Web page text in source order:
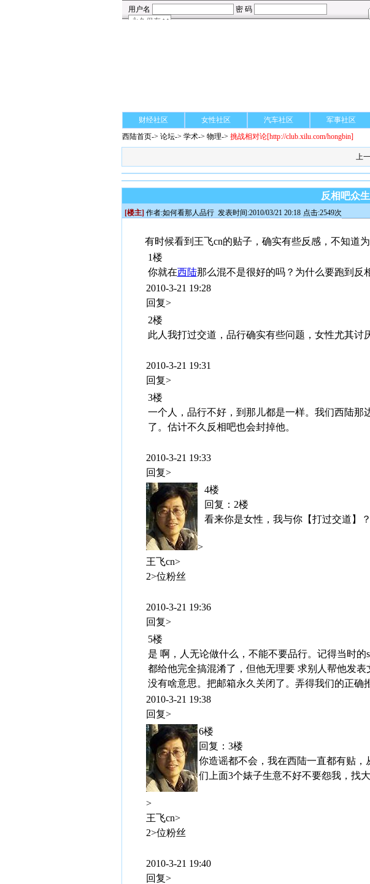
财经社区 女性社区 汽车社区 军事社区
西陆首页-> 论坛-> 学术-> 物理-> 挑战相对论[http://club.xilu.com/hongbin]
上
反相吧众
[楼主] 作者:如何看那人品行 发表时间:2010/03/21 20:18 点击:2549次
有时候看到王飞cn的贴子，确实有些反感，不知道
1楼
你就在西陆那么混不是很好的吗？为什么要跑到反
2010-3-21 19:28
回复>
2楼
此人我打过交道，品行确实有些问题，女性尤其讨
2010-3-21 19:31
回复>
3楼
一个人，品行不好，到那儿都是一样。我们西陆
了。估计不久反相吧也会封掉他。
2010-3-21 19:33
回复>
>
王飞cn>
2>位粉丝
4楼
回复：2楼
看来你是女性，我与你【打过交道】
2010-3-21 19:36
回复>
5楼
是 啊，人无论做什么，不能不要品行。记得当时
都给他完全搞混淆了，但他无理要 求别人帮他发
没有啥意思。把邮箱永久关闭了。弄得我们的正确
2010-3-21 19:38
回复>
>
王飞cn>
2>位粉丝
6楼
回复：3楼
你造谣都不会，我在西陆一直都有贴
们上面3个婊子生意不好不要怨我，找大
2010-3-21 19:40
回复>